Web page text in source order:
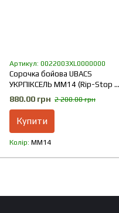
Артикул: 0022003XL0000000
Сорочка бойова UBACS
УКРПІКСЕЛЬ ММ14 (Rip-Stop +
CoolMax + Ribana)
880.00 грн 2 200.00 грн
Купити
Колір ММ14